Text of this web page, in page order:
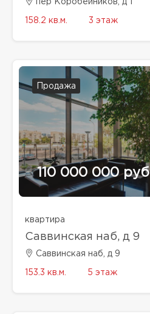
пер Коробейников, д 1
158.2 кв.м. 3 этаж
Продажа
110 000 000 руб
квартира
Саввинская наб, д 9
Саввинская наб, д 9
153.3 кв.м. 5 этаж